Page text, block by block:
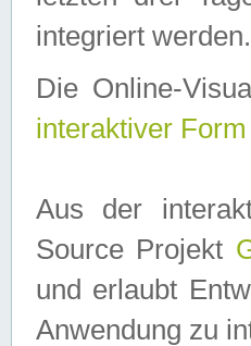
integriert
Die Online-
interaktiver Form
Aus der
Source Projekt
und erlaubt
Anwendung zu